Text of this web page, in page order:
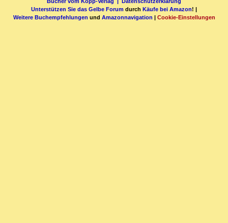
Bücher vom Kopp-Verlag |
Datenschutzerklärung
Unterstützen Sie das Gelbe Forum durch Käufe bei Amazon! |
Weitere Buchempfehlungen und Amazonnavigation Cookie-Einstellungen